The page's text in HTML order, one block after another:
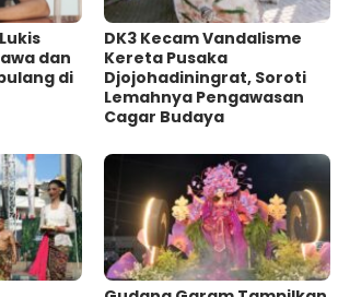
dan
di
DK3 Kecam Vandalisme
Kereta Pusaka
Djojohadiningrat, Soroti
Lemahnya Pengawasan
Cagar Budaya